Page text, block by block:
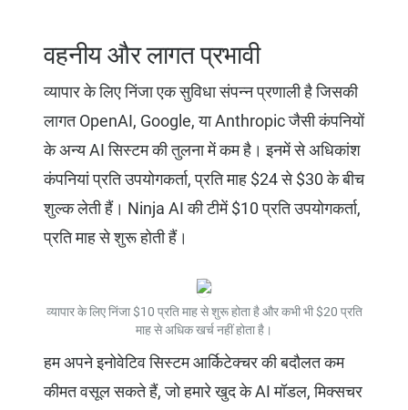
वहनीय और लागत प्रभावी
व्यापार के लिए निंजा एक सुविधा संपन्न प्रणाली है जिसकी
लागत OpenAI, Google, या Anthropic जैसी कंपनियों
के अन्य AI सिस्टम की तुलना में कम है। इनमें से अधिकांश
कंपनियां प्रति उपयोगकर्ता, प्रति माह $24 से $30 के बीच
शुल्क लेती हैं। Ninja AI की टीमें $10 प्रति उपयोगकर्ता,
प्रति माह से शुरू होती हैं।
व्यापार के लिए निंजा $10 प्रति माह से शुरू होता है और कभी भी $20 प्रति
माह से अधिक खर्च नहीं होता है।
हम अपने इनोवेटिव सिस्टम आर्किटेक्चर की बदौलत कम
कीमत वसूल सकते हैं, जो हमारे खुद के AI मॉडल, मिक्सचर